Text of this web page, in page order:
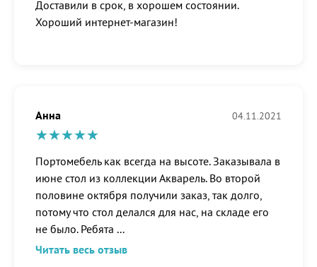
Доставили в срок, в хорошем состоянии.
Хороший интернет-магазин!
Анна 04.11.2021
Портомебель как всегда на высоте. Заказывала в
июне стол из коллекции Акварель. Во второй
половине октября получили заказ, так долго,
потому что стол делался для нас, на складе его
не было. Ребята ...
Читать весь отзыв